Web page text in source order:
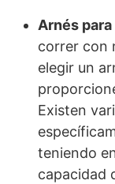
Arnés
correr con
elegir un
Existen
teniendo
capacidad